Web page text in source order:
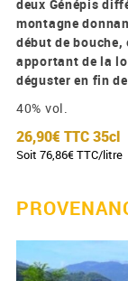
deux Génépis
montagne
début de
apportant de la
déguster en fin
40% vol.
26,90€ TTC35cl
Soit 76,86€ TTC/litre